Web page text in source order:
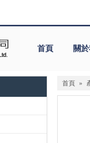
首頁 關
首頁 »